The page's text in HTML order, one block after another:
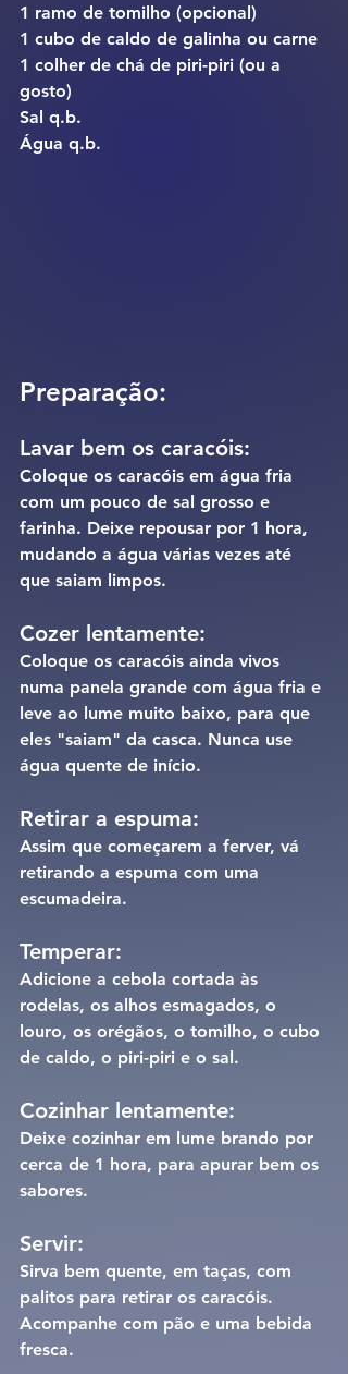
1 ramo de tomilho (opcional)
1 cubo de caldo de galinha ou carne
1 colher de chá de piri-piri (ou a
gosto)
Sal q.b.
Água q.b.
Preparação:
Lavar bem os caracóis:
Coloque os caracóis em água fria
com um pouco de sal grosso e
farinha. Deixe repousar por 1 hora,
mudando a água várias vezes até
que saiam limpos.
Cozer lentamente:
Coloque os caracóis ainda vivos
numa panela grande com água fria e
leve ao lume muito baixo, para que
eles "saiam" da casca. Nunca use
água quente de início.
Retirar a espuma:
Assim que começarem a ferver, vá
retirando a espuma com uma
escumadeira.
Temperar:
Adicione a cebola cortada às
rodelas, os alhos esmagados, o
louro, os orégãos, o tomilho, o cubo
de caldo, o piri-piri e o sal.
Cozinhar lentamente:
Deixe cozinhar em lume brando por
cerca de 1 hora, para apurar bem os
sabores.
Servir:
Sirva bem quente, em taças, com
palitos para retirar os caracóis.
Acompanhe com pão e uma bebida
fresca.